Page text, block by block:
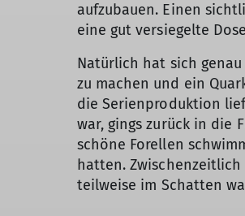
aufzubauen. Einen
eine gut versiegelte
Natürlich hat sich
zu machen und ein
die Serienproduktion
war, gings zurück in die
schöne Forellen
hatten.
teilweise im Schatten